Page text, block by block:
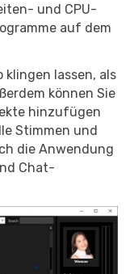
und CPU-
auf dem
klingen lassen, als
können Sie
hinzufügen
Stimmen und
die Anwendung
Chat-